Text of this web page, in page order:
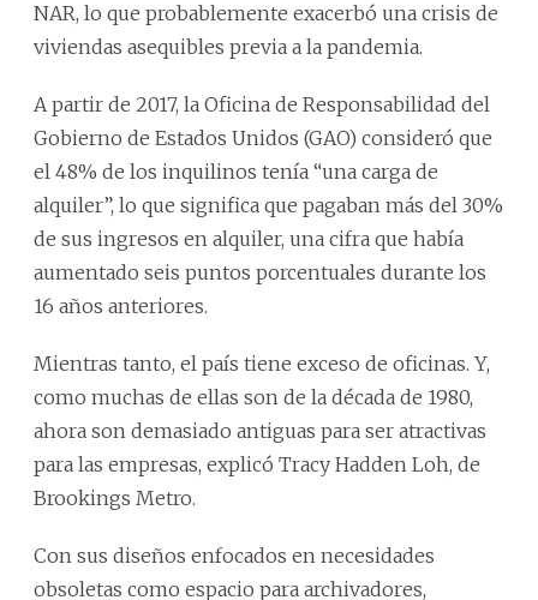
NAR, lo que probablemente exacerbó una crisis de
viviendas asequibles previa a la pandemia.
A partir de 2017, la Oficina de Responsabilidad del
Gobierno de Estados Unidos (GAO) consideró que
el 48% de los inquilinos tenía “una carga de
alquiler”, lo que significa que pagaban más del 30%
de sus ingresos en alquiler, una cifra que había
aumentado seis puntos porcentuales durante los
16 años anteriores.
Mientras tanto, el país tiene exceso de oficinas. Y,
como muchas de ellas son de la década de 1980,
ahora son demasiado antiguas para ser atractivas
para las empresas, explicó Tracy Hadden Loh, de
Brookings Metro.
Con sus diseños enfocados en necesidades
obsoletas como espacio para archivadores,